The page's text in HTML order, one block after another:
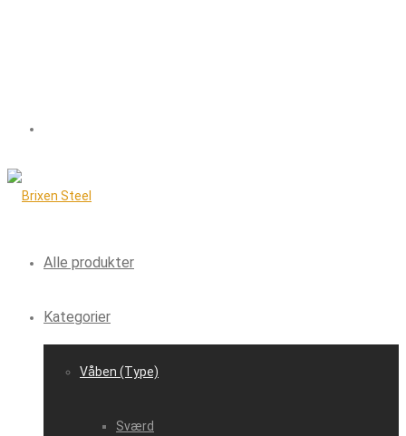
Alle produkter
Kategorier
Våben (Type)
Sværd